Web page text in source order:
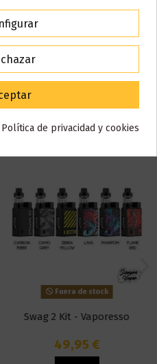
Fuera de stock
Swag 2 Kit - Vaporesso
49,95 €
durante estos días.
seguir confiando en nosotros.
Política de privacidad y cookies